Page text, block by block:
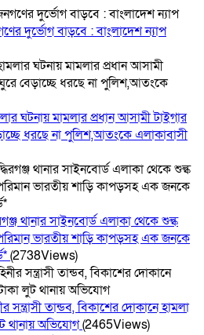
দুর্ভোগ বাড়বে : বাংলাদেশ ন্যাপ
ঘটনায় মামলার প্রধান আসামী টাইগার
ধরছে না পুলিশ,আতংকে এলাকাবাসী
থানার সাইনবোর্ড এলাকা থেকে শুল্ক
ভারতীয় শাড়ি কাপড়সহ এক জনকে
(2738Views)
সন্ত্রাসী তান্ডব, বিকাশের দোকানে হামলা
থানায় অভিযোগ(2465Views)